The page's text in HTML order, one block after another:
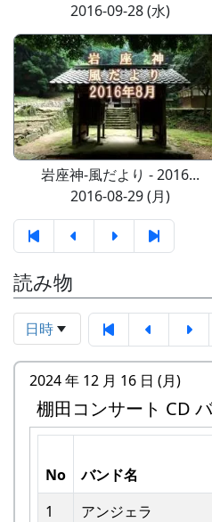
2016-09-28 (水)
岩座神-風だより - 2016...
2016-08-29 (月)
読み物
日時
2024 年 12 月 16 日 (月)
棚田コンサート CD
No バンド名
1
アンジェラ